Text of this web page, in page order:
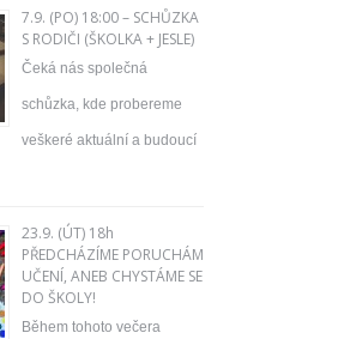
7.9. (PO) 18:00 – SCHŮZKA
S RODIČI (ŠKOLKA + JESLE)
Čeká nás společná
schůzka, kde probereme
veškeré aktuální a budoucí
23.9. (ÚT) 18h
PŘEDCHÁZÍME PORUCHÁM
UČENÍ, ANEB CHYSTÁME SE
DO ŠKOLY!
Během tohoto večera